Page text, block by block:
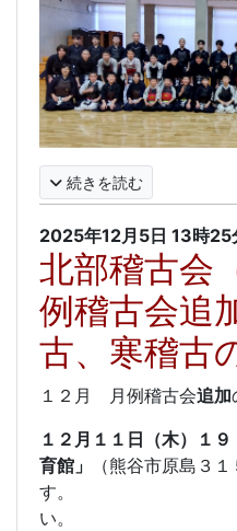
続きを読む
2025年12月5日 13時25
北部稽古会
例稽古会追
古、寒稽古
１２月 月例稽古会追加
１２月１１日（木）１
育館」
（熊谷市原島３
す。 奮って
い。